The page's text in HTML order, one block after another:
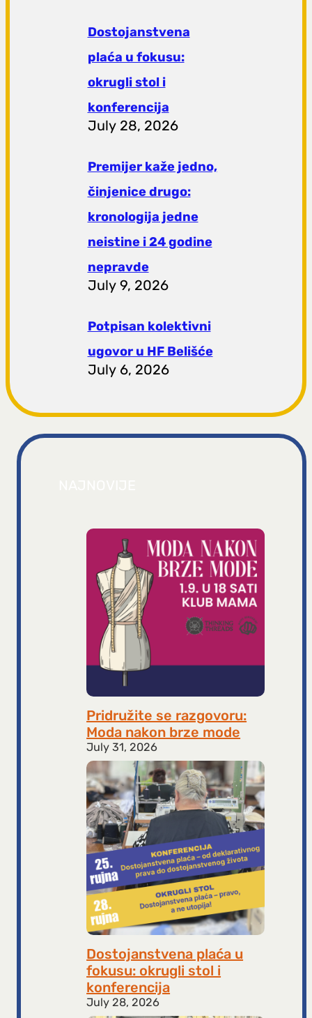
Dostojanstvena
plaća u fokusu:
okrugli stol i
konferencija
July 28, 2026
Premijer kaže jedno,
činjenice drugo:
kronologija jedne
neistine i 24 godine
nepravde
July 9, 2026
Potpisan kolektivni
ugovor u HF Belišće
July 6, 2026
Pridružite se razgovoru:
Moda nakon brze mode
July 31, 2026
Dostojanstvena plaća u
fokusu: okrugli stol i
konferencija
July 28, 2026